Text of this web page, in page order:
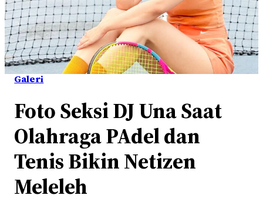
Galeri
Foto Seksi DJ Una Saat
Olahraga PAdel dan
Tenis Bikin Netizen
Meleleh